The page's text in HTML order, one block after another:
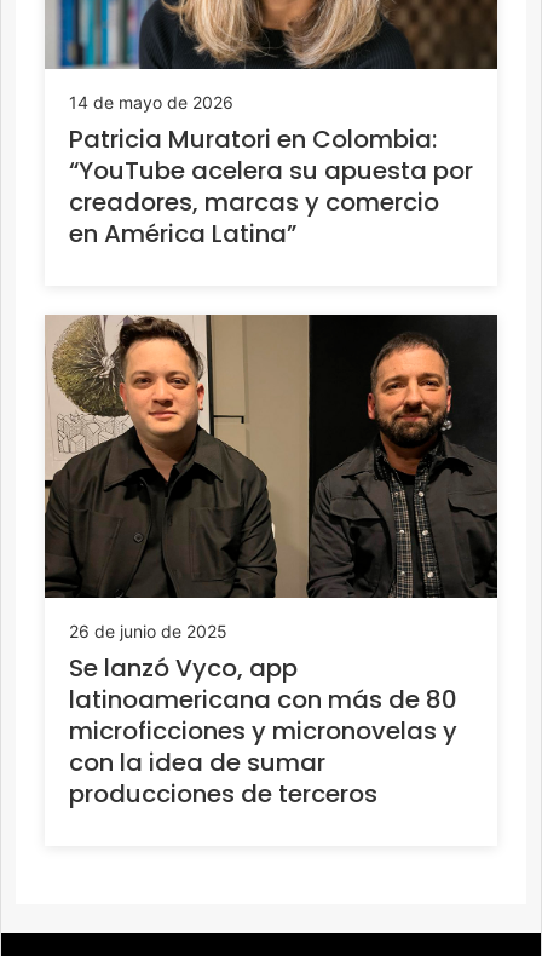
14 de mayo de 2026
Patricia Muratori en Colombia:
“YouTube acelera su apuesta por
creadores, marcas y comercio
en América Latina”
26 de junio de 2025
Se lanzó Vyco, app
latinoamericana con más de 80
microficciones y micronovelas y
con la idea de sumar
producciones de terceros